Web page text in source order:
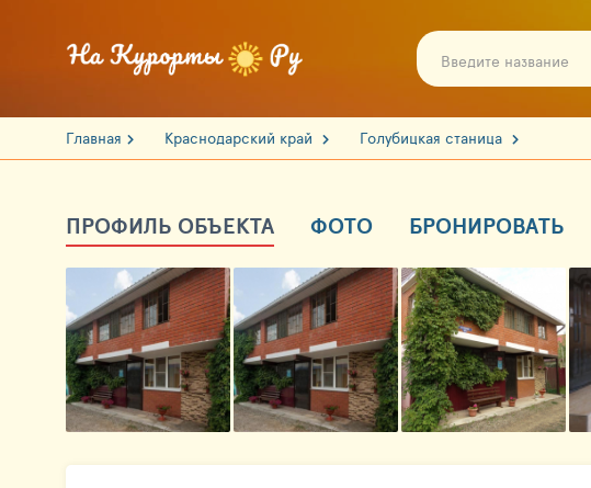
Главная Краснодарский край Голубицкая станица
ПРОФИЛЬ ОБЪЕКТА ФОТО БРОНИРОВАТЬ